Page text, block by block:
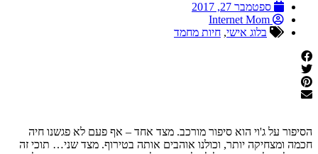
ספטמבר 27, 2017
Internet Mom
בלוג אישי, חיות מחמד
הסיפור על ג'וי הוא סיפור מורכב. מצד אחד – אף פעם לא פגשנו חיה
חכמה ומצחיקה יותר, וכולנו אוהבים אותה בטירוף. מצד שני… תוכי זה